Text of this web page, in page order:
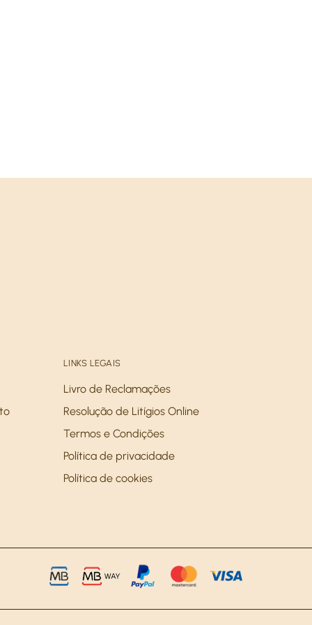
LINKS LEGAIS
Livro de Reclamações
Resolução de Litígios Online
Termos e Condições
Política de privacidade
Política de cookies